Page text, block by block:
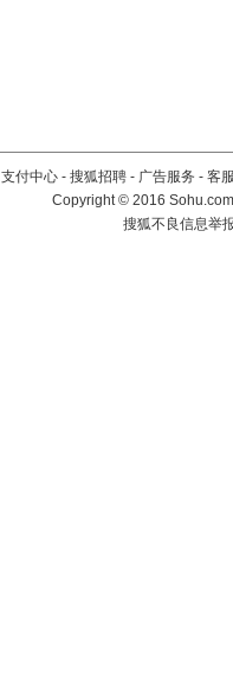
支付中心 - 搜狐招聘 - 广告服务 - 客
Copyright©2016
搜狐不良信息举